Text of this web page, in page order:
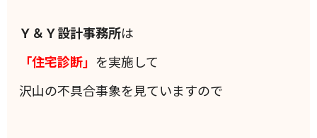
Ｙ＆Ｙ設計事務所は
「住宅診断」 を実施して
沢山の不具合事象を見ていますので